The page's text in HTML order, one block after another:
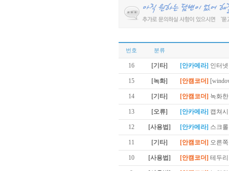
번호 분류
16 [기타] [안카메라] 인터
15 [녹화] [안캠코더]
14 [기타] [안캠코더] 녹화
13 [오류] [안카메라] 캡쳐
12 [사용법] [안카메라] 스크
11 [기타] [안캠코더] 오른
10 [사용법] [안캠코더] 테두